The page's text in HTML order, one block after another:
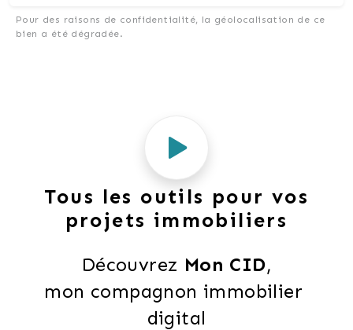
Pour des raisons de confidentialité, la géolocalisation de ce
bien a été dégradée.
Tous les outils pour vos
projets immobiliers
Découvrez Mon CID,
mon compagnon immobilier
digital